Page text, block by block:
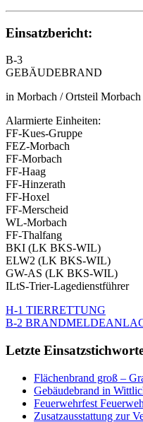
Einsatzbericht:
B-3
GEBÄUDEBRAND
in Morbach / Ortsteil Morbach
Alarmierte Einheiten:
FF-Kues-Gruppe
FEZ-Morbach
FF-Morbach
FF-Haag
FF-Hinzerath
FF-Hoxel
FF-Merscheid
WL-Morbach
FF-Thalfang
BKI (LK BKS-WIL)
ELW2 (LK BKS-WIL)
GW-AS (LK BKS-WIL)
ILtS-Trier-Lagedienstführer
H-1 TIERRETTUNG
B-2
Letzte
Flächenbrand groß –
Gebäudebrand in
Feuerwehrfest
Zusatzausstattung zur